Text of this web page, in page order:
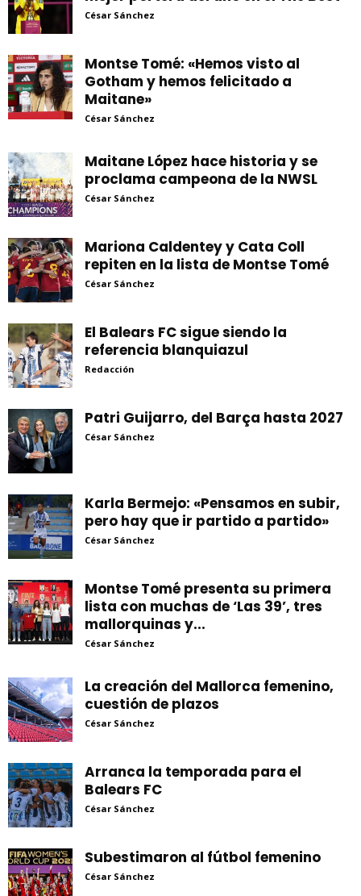
César Sánchez
Montse Tomé: «Hemos visto al
Gotham y hemos felicitado a
Maitane»
César Sánchez
Maitane López hace historia y se
proclama campeona de la NWSL
César Sánchez
Mariona Caldentey y Cata Coll
repiten en la lista de Montse Tomé
César Sánchez
El Balears FC sigue siendo la
referencia blanquiazul
Redacción
Patri Guijarro, del Barça hasta 2027
César Sánchez
Karla Bermejo: «Pensamos en subir,
pero hay que ir partido a partido»
César Sánchez
Montse Tomé presenta su primera
lista con muchas de ‘Las 39’, tres
mallorquinas y...
César Sánchez
La creación del Mallorca femenino,
cuestión de plazos
César Sánchez
Arranca la temporada para el
Balears FC
César Sánchez
Subestimaron al fútbol femenino
César Sánchez